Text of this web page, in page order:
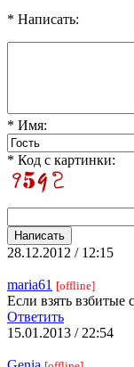
* Написать:
* Имя:
* Код с картинки:
28.12.2012 / 12:15
maria61 [offline]
Если взять
Ответить
15.01.2013 / 22:54